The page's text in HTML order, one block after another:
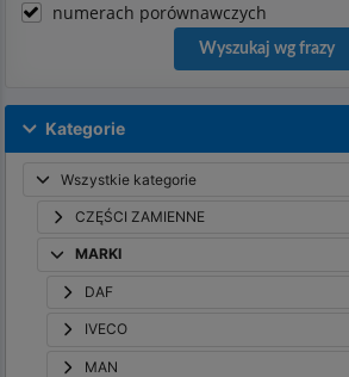
numerach porównawczych
Wyszukaj wg frazy
Kategorie
Wszystkie kategorie
CZĘŚCI ZAMIENNE
MARKI
DAF
IVECO
MAN